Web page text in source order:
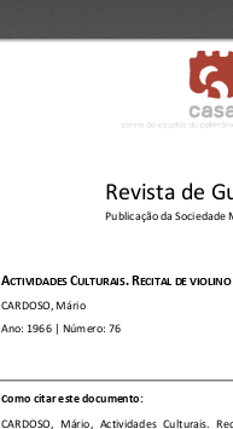
Revista de
Publicação da
A CTIVIDADES
CULTURAIS.R ECITAL DE
C ARDOSO, Mário
Ano: 1966 | Número: 76
C omo citar este documento:
C ARDOSO,   Mário Actividades